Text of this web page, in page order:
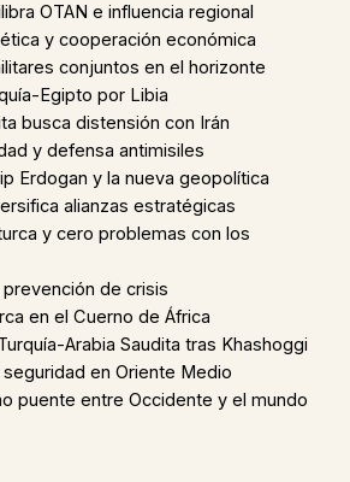
OTAN e influencia regional
y cooperación económica
conjuntos en el horizonte
Egipto por Libia
busca distensión con Irán
y defensa antimisiles
Erdogan y la nueva geopolítica
alianzas estratégicas
y cero problemas con los
de crisis
en el Cuerno de África
Arabia Saudita tras Khashoggi
en Oriente Medio
puente entre Occidente y el mundo